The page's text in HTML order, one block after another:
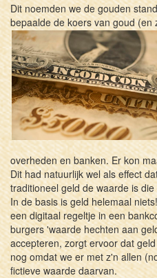
Dit noemden we de gouden
bepaalde de koers van goud (en
overheden en banken. Er kon
Dit had natuurlijk wel als effect
traditioneel geld de waarde is
In de basis is geld helemaal
een digitaal regeltje in een
burgers 'waarde hechten aan
accepteren, zorgt ervoor dat
nog omdat we er met z'n allen
fictieve waarde daarvan.